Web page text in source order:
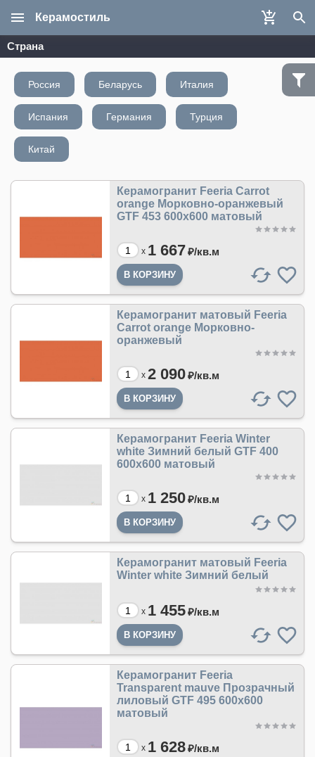
Керамостиль
Страна
Россия Беларусь Италия
Испания Германия Турция
Китай
Керамогранит Feeria Carrot
orange Морковно-оранжевый
GTF 453 600х600 матовый
x 1 667₽/кв.м
Керамогранит матовый Feeria
Carrot orange Морковно-
оранжевый
x 2 090₽/кв.м
Керамогранит Feeria Winter
white Зимний белый GTF 400
600х600 матовый
x 1 250₽/кв.м
Керамогранит матовый Feeria
Winter white Зимний белый
x 1 455₽/кв.м
Керамогранит Feeria
Transparent mauve Прозрачный
лиловый GTF 495 600х600
матовый
x 1 628₽/кв.м